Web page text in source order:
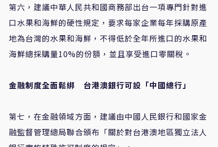
第六，建議中華人民共和國商務部出台一項專門針對進
口水果和海鮮的硬性規定，要求每家企業每年採購原產
地為台灣的水果和海鮮，不得低於全年所進口的水果和
海鮮總採購量10%的份額，並且享受進口零關稅。
金融制度全面鬆綁 台港澳銀行可設「中國總行」
第七，在金融領域方面，建議由中國人民銀行和國家金
融監督管理總局聯合頒布「關於對台港澳地區獨立法人